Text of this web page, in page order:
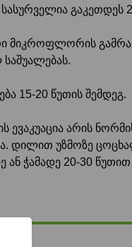
სასურველია გაკეთდეს
მიკროფლორის
15-20 წუთის შემდეგ.
ევაკუაცია არის
დილით უზმოზე
ან ჭამადე 20-30